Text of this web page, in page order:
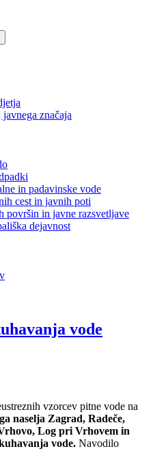
značaja
in padavinske vode
cest in javnih poti
površin in javne razsvetljave
dejavnost
vode
vzorcev pitne vode na
naselja Zagrad, Radeče,
Log pri Vrhovem in
vode. Navodilo